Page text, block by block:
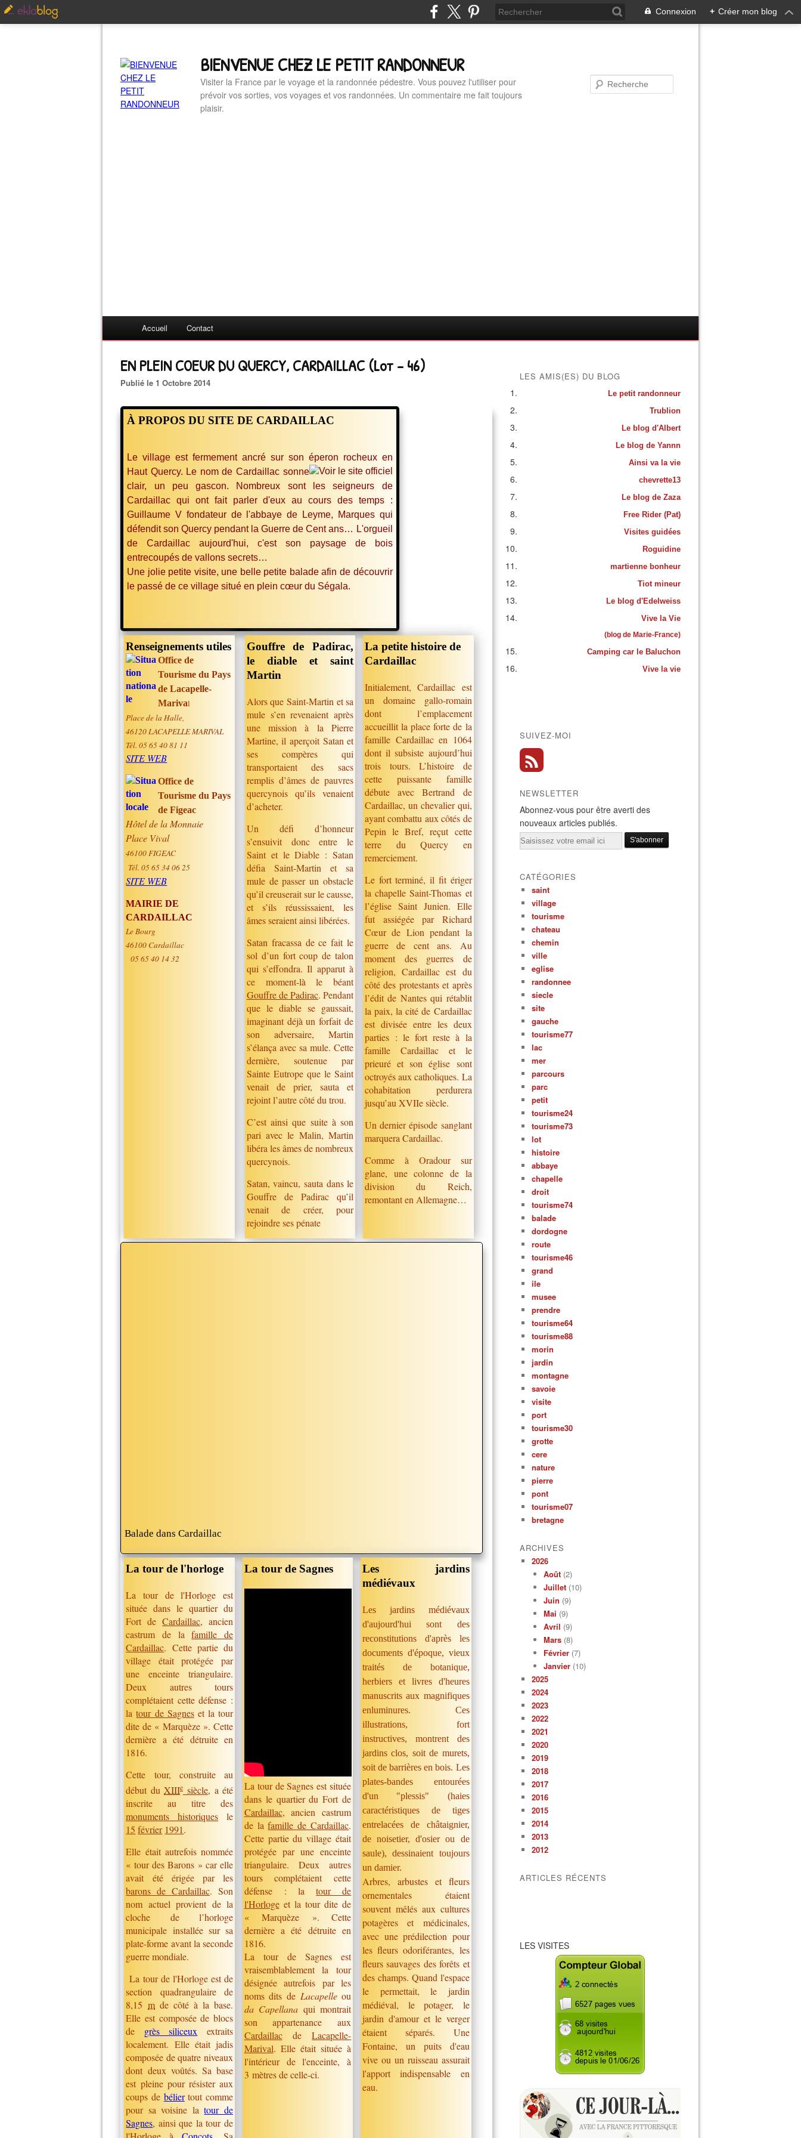
Connexion + Créer mon blog
BIENVENUE CHEZ LE PETIT RANDONNEUR
Visiter la France par le voyage et la randonnée pédestre. Vous pouvez l'utiliser pour
prévoir vos sorties, vos voyages et vos randonnées. Un commentaire me fait toujours
plaisir.
Accueil Contact
EN PLEIN COEUR DU QUERCY, CARDAILLAC (Lot - 46)
Publié le 1 Octobre 2014
À PROPOS DU SITE DE CARDAILLAC
Le village est fermement ancré sur son éperon rocheux en
Haut Quercy. Le nom de Cardaillac sonne
clair, un peu gascon. Nombreux sont les seigneurs de
Cardaillac qui ont fait parler d'eux au cours des temps :
Guillaume V fondateur de l'abbaye de Leyme, Marques qui
défendit son Quercy pendant la Guerre de Cent ans… L'orgueil
de Cardaillac aujourd'hui, c'est son paysage de bois
entrecoupés de vallons secrets…
Une jolie petite visite, une belle petite balade afin de découvrir
le passé de ce village situé en plein cœur du Ségala.
Renseignements utiles
Office de
Tourisme du Pays
de Lacapelle-
Marival
Place de la Halle,
46120 LACAPELLE MARIVAL
Tél. 05 65 40 81 11
SITE WEB
Office de
Tourisme du Pays
de Figeac
Hôtel de la Monnaie
Place Vival
46100 FIGEAC
Tél. 05 65 34 06 25
SITE WEB
MAIRIE DE
CARDAILLAC
Le Bourg
46100 Cardaillac
05 65 40 14 32
Gouffre de Padirac,
le diable et saint
Martin
Alors que Saint-Martin et sa
mule s’en revenaient après
une mission à la Pierre
Martine, il aperçoit Satan et
ses compères qui
transportaient des sacs
remplis d’âmes de pauvres
quercynois qu’ils venaient
d’acheter.
Un défi d’honneur
s’ensuivit donc entre le
Saint et le Diable : Satan
défia Saint-Martin et sa
mule de passer un obstacle
qu’il creuserait sur le causse,
et s’ils réussissaient, les
âmes seraient ainsi libérées.
Satan fracassa de ce fait le
sol d’un fort coup de talon
qui s’effondra. Il apparut à
ce moment-là le béant
Gouffre de Padirac. Pendant
que le diable se gaussait,
imaginant déjà un forfait de
son adversaire, Martin
s’élança avec sa mule. Cette
dernière, soutenue par
Sainte Eutrope que le Saint
venait de prier, sauta et
rejoint l’autre côté du trou.
C’est ainsi que suite à son
pari avec le Malin, Martin
libéra les âmes de nombreux
quercynois.
Satan, vaincu, sauta dans le
Gouffre de Padirac qu’il
venait de créer, pour
rejoindre ses pénate
La petite histoire de
Cardaillac
Initialement, Cardaillac est
un domaine gallo-romain
dont l’emplacement
accueillit la place forte de la
famille Cardaillac en 1064
dont il subsiste aujourd’hui
trois tours. L’histoire de
cette puissante famille
débute avec Bertrand de
Cardaillac, un chevalier qui,
ayant combattu aux côtés de
Pepin le Bref, reçut cette
terre du Quercy en
remerciement.
Le fort terminé, il fit ériger
la chapelle Saint-Thomas et
l’église Saint Junien. Elle
fut assiégée par Richard
Cœur de Lion pendant la
guerre de cent ans. Au
moment des guerres de
religion, Cardaillac est du
côté des protestants et après
l’édit de Nantes qui rétablit
la paix, la cité de Cardaillac
est divisée entre les deux
parties : le fort reste à la
famille Cardaillac et le
prieuré et son église sont
octroyés aux catholiques. La
cohabitation perdurera
jusqu’au XVIIe siècle.
Un dernier épisode sanglant
marquera Cardaillac.
Comme à Oradour sur
glane, une colonne de la
division du Reich,
remontant en Allemagne…
Balade dans Cardaillac
La tour de l'horloge
La tour de l'Horloge est
située dans le quartier du
Fort deCardaillac, ancien
castrum de lafamille de
Cardaillac. Cette partie du
village était protégée par
une enceinte triangulaire.
Deux autres tours
complétaient cette défense :
latour de Sagneset la tour
dite de « Marquèze ». Cette
dernière a été détruite en
1816.
Cette tour, construite au
début du XIIIe siècle, a été
inscrite au titre des
monuments historiques le
15 février 1991.
Elle était autrefois nommée
« tour des Barons » car elle
avait été érigée par les
barons de Cardaillac. Son
nom actuel provient de la
cloche de l’horloge
municipale installée sur sa
plate-forme avant la seconde
guerre mondiale.
La tour de l'Horloge est de
section quadrangulaire de
8,15m de côté à la base.
Elle est composée de blocs
de grès siliceux extraits
localement. Elle était jadis
composée de quatre niveaux
dont deux voûtés. Sa base
est pleine pour résister aux
coups de béliertout comme
pour sa voisine latour de
Sagnes, ainsi que la tour de
La tour de Sagnes
La tour de Sagnes est située
dans le quartier du Fort de
Cardaillac, ancien castrum
de lafamille de Cardaillac.
Cette partie du village était
protégée par une enceinte
triangulaire. Deux autres
tours complétaient cette
défense : latour de
l'Horlogeet la tour dite de
« Marquèze ». Cette
dernière a été détruite en
1816.
La tour de Sagnes est
vraisemblablement la tour
désignée autrefois par les
noms dits de Lacapelleou
da Capellana qui montrait
son appartenance aux
CardaillacdeLacapelle-
Marival. Elle était située à
l'intérieur de l'enceinte, à
3 mètres de celle-ci.
Les jardins
médiévaux
Les jardins médiévaux
d'aujourd'hui sont des
reconstitutions d'après les
documents d'époque, vieux
traités de botanique,
herbiers et livres d'heures
manuscrits aux magnifiques
enluminures. Ces
illustrations, fort
instructives, montrent des
jardins clos, soit de murets,
soit de barrières en bois. Les
plates-bandes entourées
d'un "plessis" (haies
caractéristiques de tiges
entrelacées de châtaignier,
de noisetier, d'osier ou de
saule), dessinaient toujours
un damier.
Arbres, arbustes et fleurs
ornementales étaient
souvent mêlés aux cultures
potagères et médicinales,
avec une prédilection pour
les fleurs odoriférantes, les
fleurs sauvages des forêts et
des champs. Quand l'espace
le permettait, le jardin
médiéval, le potager, le
jardin d'amour et le verger
étaient séparés. Une
Fontaine, un puits d'eau
vive ou un ruisseau assurait
l'apport indispensable en
eau.
LES AMIS(ES) DU BLOG
Le petit randonneur
Trublion
Le blog d'Albert
Le blog de Yannn
Ainsi va la vie
chevrette13
Le blog de Zaza
Free Rider (Pat)
Visites guidées
Roguidine
martienne bonheur
Tiot mineur
Le blog d'Edelweiss
Vive la Vie
(blog de Marie-France)
Camping car le Baluchon
Vive la vie
SUIVEZ-MOI
NEWSLETTER
Abonnez-vous pour être averti des
nouveaux articles publiés.
Email
CATÉGORIES
saint
village
tourisme
chateau
chemin
ville
eglise
randonnee
siecle
site
gauche
tourisme77
lac
mer
parcours
parc
petit
tourisme24
tourisme73
lot
histoire
abbaye
chapelle
droit
tourisme74
balade
dordogne
route
tourisme46
grand
ile
musee
prendre
tourisme64
tourisme88
morin
jardin
montagne
savoie
visite
port
tourisme30
grotte
cere
nature
pierre
pont
tourisme07
bretagne
ARCHIVES
2026
Août (2)
Juillet (10)
Juin (9)
Mai (9)
Avril (9)
Mars (8)
Février (7)
Janvier (10)
2025
2024
2023
2022
2021
2020
2019
2018
2017
2016
2015
2014
2013
2012
ARTICLES RÉCENTS
LES VISITES